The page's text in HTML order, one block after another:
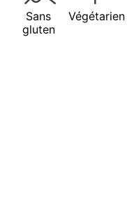
Sans
gluten
Végétarien